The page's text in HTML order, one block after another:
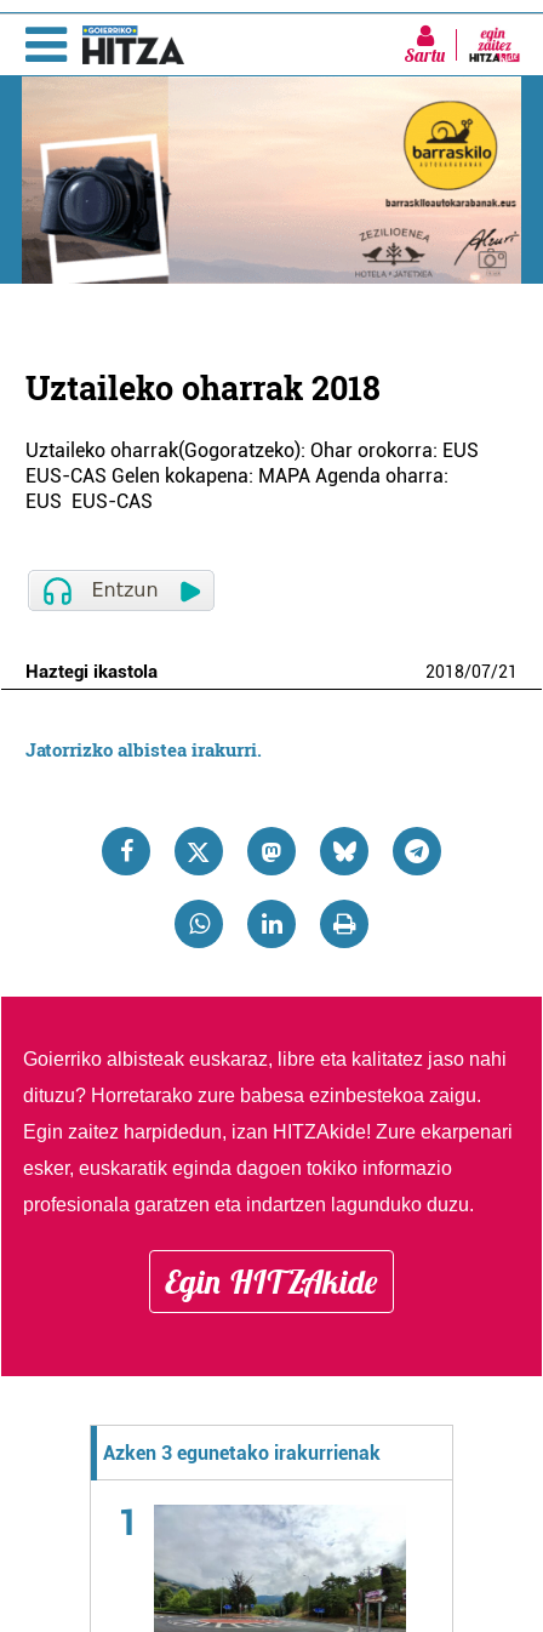
Sartu
Uztaileko oharrak 2018
Uztaileko oharrak(Gogoratzeko): Ohar orokorra: EUS
EUS-CAS Gelen kokapena: MAPA Agenda oharra:
EUS EUS-CAS
Haztegi ikastola 2018/07/21
Jatorrizko albistea irakurri.
Goierriko albisteak euskaraz, libre eta kalitatez jaso nahi
dituzu? Horretarako zure babesa ezinbestekoa zaigu.
Egin zaitez harpidedun, izan HITZAkide!Zure ekarpenari
esker, euskaratik eginda dagoen tokiko informazio
profesionala garatzen eta indartzen lagunduko duzu.
Egin HITZAkide
Azken 3 egunetako irakurrienak
1